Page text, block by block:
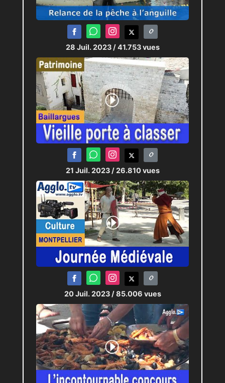
28 Juil. 2023 / 41.753 vues
21 Juil. 2023 / 26.810 vues
20 Juil. 2023 / 85.006 vues